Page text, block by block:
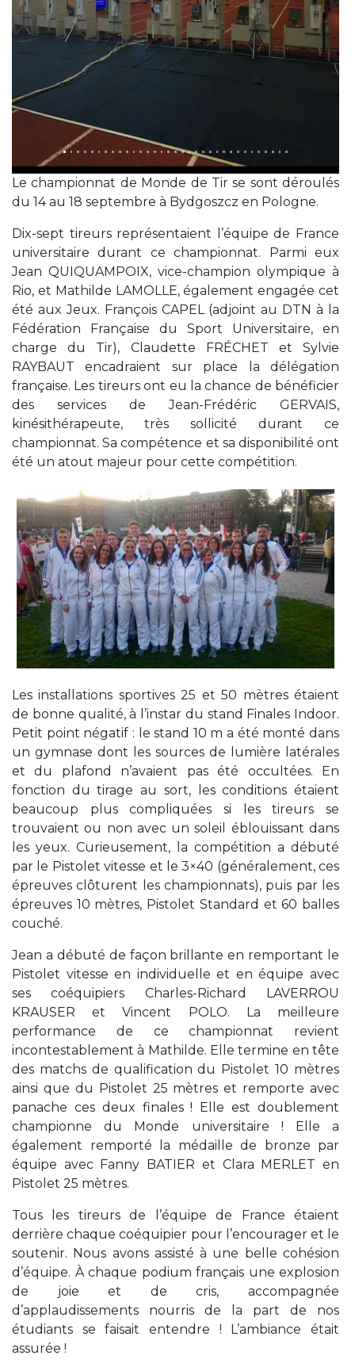
Le championnat de Monde de Tir se sont déroulés
du 14 au 18 septembre à Bydgoszcz en Pologne.
Dix-sept tireurs représentaient l’équipe de France
universitaire durant ce championnat. Parmi eux
Jean QUIQUAMPOIX, vice-champion olympique à
Rio, et Mathilde LAMOLLE, également engagée cet
été aux Jeux. François CAPEL (adjoint au DTN à la
Fédération Française du Sport Universitaire, en
charge du Tir), Claudette FRÉCHET et Sylvie
RAYBAUT encadraient sur place la délégation
française. Les tireurs ont eu la chance de bénéficier
des services de Jean-Frédéric GERVAIS,
kinésithérapeute, très sollicité durant ce
championnat. Sa compétence et sa disponibilité ont
été un atout majeur pour cette compétition.
Les installations sportives 25 et 50 mètres étaient
de bonne qualité, à l’instar du stand Finales Indoor.
Petit point négatif : le stand 10 m a été monté dans
un gymnase dont les sources de lumière latérales
et du plafond n’avaient pas été occultées. En
fonction du tirage au sort, les conditions étaient
beaucoup plus compliquées si les tireurs se
trouvaient ou non avec un soleil éblouissant dans
les yeux. Curieusement, la compétition a débuté
par le Pistolet vitesse et le 3×40 (généralement, ces
épreuves clôturent les championnats), puis par les
épreuves 10 mètres, Pistolet Standard et 60 balles
couché.
Jean a débuté de façon brillante en remportant le
Pistolet vitesse en individuelle et en équipe avec
ses coéquipiers Charles-Richard LAVERROU
KRAUSER et Vincent POLO. La meilleure
performance de ce championnat revient
incontestablement à Mathilde. Elle termine en tête
des matchs de qualification du Pistolet 10 mètres
ainsi que du Pistolet 25 mètres et remporte avec
panache ces deux finales ! Elle est doublement
championne du Monde universitaire ! Elle a
également remporté la médaille de bronze par
équipe avec Fanny BATIER et Clara MERLET en
Pistolet 25 mètres.
Tous les tireurs de l’équipe de France étaient
derrière chaque coéquipier pour l’encourager et le
soutenir. Nous avons assisté à une belle cohésion
d’équipe. À chaque podium français une explosion
de joie et de cris, accompagnée
d’applaudissements nourris de la part de nos
étudiants se faisait entendre ! L’ambiance était
assurée !